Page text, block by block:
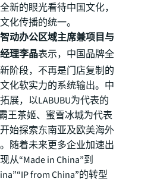
新的眼光看待中国文化，
化传播的统一。
动办公区域主席兼项目与
理李晶表示，中国品牌全
阶段，不再是门店复制的
化软实力的系统输出。中
展，以LABUBU为代表的
王茶姬、蜜雪冰城为代表
始探索东南亚及欧美海外
随着未来更多企业加速出
从“Made in China”到
from China”的转型